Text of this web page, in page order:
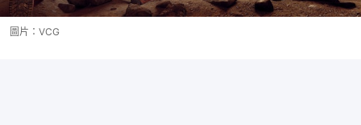
圖片：VCG